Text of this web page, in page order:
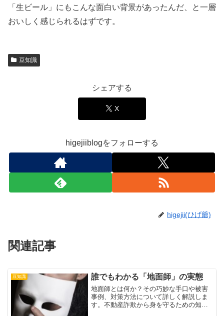
「生ビール」にもこんな面白い背景があったんだ、と一層
おいしく感じられるはずです。
豆知識
シェアする
X
higejiiblogをフォローする
higejii(ひげ爺)
関連記事
豆知識 誰でもわかる「地面師」の実態
地面師とは何か？その巧妙な手口や被害
事例、対策方法について詳しく解説しま
す。不動産詐欺から身を守るための知識